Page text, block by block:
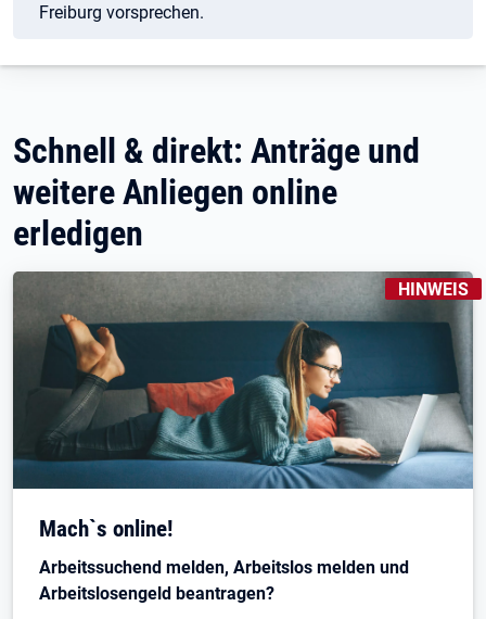
Freiburg vorsprechen.
Schnell & direkt: Anträge und
weitere Anliegen online
erledigen
HINWEIS
Mach`s online!
Arbeitssuchend melden, Arbeitslos melden und
Arbeitslosengeld beantragen?